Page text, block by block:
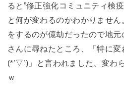
ると”修正強化コミュニティ検
と何が変わるのかわかりませ
をするのが億劫だったので地
さんに尋ねたところ、「特に
(*’▽’)」と言われました。変わ
ｗ